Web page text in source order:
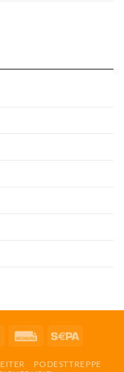
American
Rechung
PODESTTREPPE